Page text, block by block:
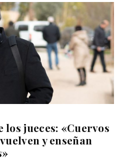
jueces: «Cuervos
y enseñan